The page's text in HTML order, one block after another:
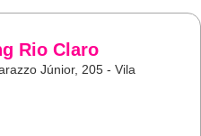
Rio Claro
Júnior, 205 - Vila